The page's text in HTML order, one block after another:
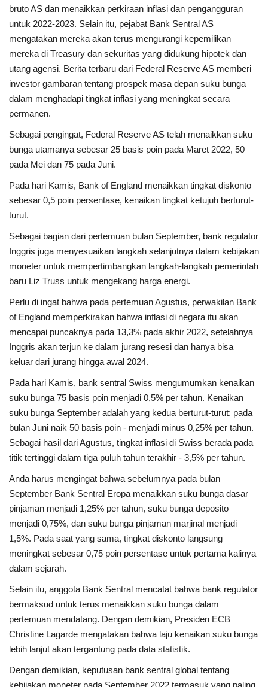
bruto AS dan menaikkan perkiraan inflasi dan pengangguran
untuk 2022-2023. Selain itu, pejabat Bank Sentral AS
mengatakan mereka akan terus mengurangi kepemilikan
mereka di Treasury dan sekuritas yang didukung hipotek dan
utang agensi. Berita terbaru dari Federal Reserve AS memberi
investor gambaran tentang prospek masa depan suku bunga
dalam menghadapi tingkat inflasi yang meningkat secara
permanen.
Sebagai pengingat, Federal Reserve AS telah menaikkan suku
bunga utamanya sebesar 25 basis poin pada Maret 2022, 50
pada Mei dan 75 pada Juni.
Pada hari Kamis, Bank of England menaikkan tingkat diskonto
sebesar 0,5 poin persentase, kenaikan tingkat ketujuh berturut-
turut.
Sebagai bagian dari pertemuan bulan September, bank regulator
Inggris juga menyesuaikan langkah selanjutnya dalam kebijakan
moneter untuk mempertimbangkan langkah-langkah pemerintah
baru Liz Truss untuk mengekang harga energi.
Perlu di ingat bahwa pada pertemuan Agustus, perwakilan Bank
of England memperkirakan bahwa inflasi di negara itu akan
mencapai puncaknya pada 13,3% pada akhir 2022, setelahnya
Inggris akan terjun ke dalam jurang resesi dan hanya bisa
keluar dari jurang hingga awal 2024.
Pada hari Kamis, bank sentral Swiss mengumumkan kenaikan
suku bunga 75 basis poin menjadi 0,5% per tahun. Kenaikan
suku bunga September adalah yang kedua berturut-turut: pada
bulan Juni naik 50 basis poin - menjadi minus 0,25% per tahun.
Sebagai hasil dari Agustus, tingkat inflasi di Swiss berada pada
titik tertinggi dalam tiga puluh tahun terakhir - 3,5% per tahun.
Anda harus mengingat bahwa sebelumnya pada bulan
September Bank Sentral Eropa menaikkan suku bunga dasar
pinjaman menjadi 1,25% per tahun, suku bunga deposito
menjadi 0,75%, dan suku bunga pinjaman marjinal menjadi
1,5%. Pada saat yang sama, tingkat diskonto langsung
meningkat sebesar 0,75 poin persentase untuk pertama kalinya
dalam sejarah.
Selain itu, anggota Bank Sentral mencatat bahwa bank regulator
bermaksud untuk terus menaikkan suku bunga dalam
pertemuan mendatang. Dengan demikian, Presiden ECB
Christine Lagarde mengatakan bahwa laju kenaikan suku bunga
lebih lanjut akan tergantung pada data statistik.
Dengan demikian, keputusan bank sentral global tentang
kebijakan moneter pada September 2022 termasuk yang paling